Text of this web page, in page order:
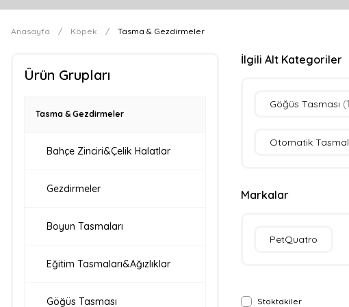
Anasayfa Köpek Tasma & Gezdirmeler
Ürün Grupları
Tasma & Gezdirmeler
Bahçe Zinciri&Çelik Halatlar
Gezdirmeler
Boyun Tasmaları
Eğitim Tasmaları&Ağızlıklar
Göğüs Tasması
İlgili Alt Kategoriler
Göğüs Tasması
Otomatik
Markalar
PetQuatro
Stoktakiler